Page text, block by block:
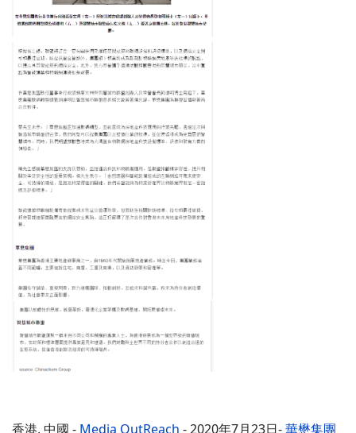
香港, 中國 - Media OutReach - 2020年7月23日-華懋集團